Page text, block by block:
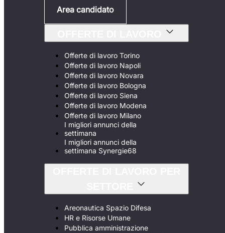
Area candidato
Offerte di lavoro Torino
Offerte di lavoro Napoli
Offerte di lavoro Novara
Offerte di lavoro Bologna
Offerte di lavoro Siena
Offerte di lavoro Modena
Offerte di lavoro Milano
I migliori annunci della
settimana
I migliori annunci della
settimana Synergie68
Areonautica Spazio Difesa
HR e Risorse Umane
Pubblica amministrazione